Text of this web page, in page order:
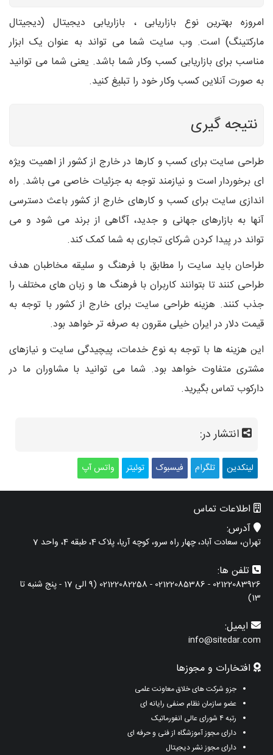
امروزه بهترین نوع بازاریابی ، بازاریابی دیجیتال (دیجیتال
مارکتینگ) است. وب سایت شما می تواند به عنوان یک ابزار
مناسب برای بازاریابی کسب وکار شما باشد. یعنی شما می توانید
به صورت آنلاین کسب وکار خود را تبلیغ کنید.
نتیجه گیری
طراحی سایت برای کسب و کارها در خارج از کشور از اهمیت ویژه
ای برخوردار است و نیازمند توجه به جزئیات خاصی می باشد. راه
اندازی سایت برای کسب و کارهای خارج از کشور باعث دسترسی
آنها به بازارهای جهانی و جدید، آگاهی از برند می شود و می
تواند در پیدا کردن شرکای تجاری به شما کمک کند.
طراحان باید سایت را مطابق با فرهنگ و سلیقه مخاطبان هدف
طراحی کنند تا بتوانند کاربران با فرهنگ ها و زبان های مختلف را
جذب کنند. هزینه طراحی سایت برای خارج از کشور با توجه به
قیمت دلار در ایران خیلی مقرون به صرفه تر خواهد بود.
این هزینه ها با توجه به نوع خدمات، پیچیدگی سایت و نیازهای
مشتری متفاوت خواهد بود. شما می توانید با مشاوران ما در
دارکوب تماس بگیرید.
انتشار در:
لینکدین تلگرام فیسبوک توئیتر واتس آپ
اطلاعات تماس
آدرس:
تهران، سعادت آباد، چهار راه سرو، کوچه آریا، پلاک 4، طبقه 4، واحد 7
تلفن ها:
02122083926 - 02122085386 - 02122082258 (9 الی 17 - پنج شنبه تا
13)
ایمیل:
info@sitedar.com
افتخارات و مجوزها
جزو شرکت های خلاق معاونت علمی
عضو سازمان نظام صنفی رایانه ای
رتبه ۴ شورای عالی انفورماتیک
دارای مجوز آموزشگاه از فنی و حرفه ای
دارای مجوز نشر دیجیتال